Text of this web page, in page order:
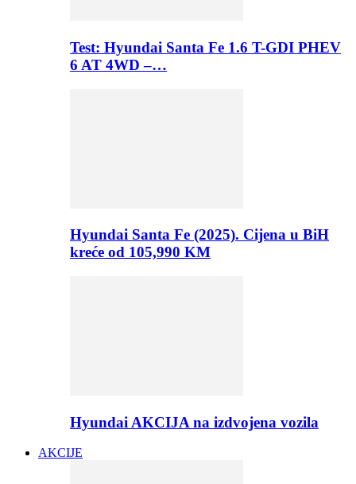
Test: Hyundai Santa Fe 1.6 T-GDI PHEV
6 AT 4WD –…
Hyundai Santa Fe (2025). Cijena u BiH
kreće od 105,990 KM
Hyundai AKCIJA na izdvojena vozila
AKCIJE